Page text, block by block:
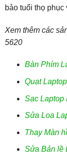
bảo tuổi thọ phục
Xem thêm các
5620
Bàn Phím
Quạt
Sạc Laptop
Sửa Loa
Thay Màn
Sửa Bản lề